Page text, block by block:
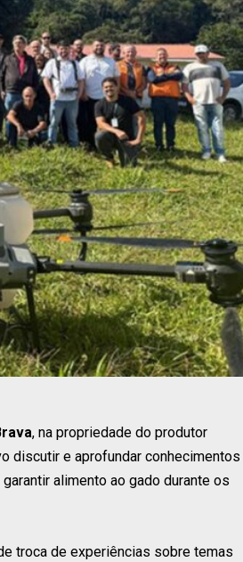
, na propriedade do produtor
discutir e aprofundar conhecimentos
alimento ao gado durante os
troca de experiências sobre temas